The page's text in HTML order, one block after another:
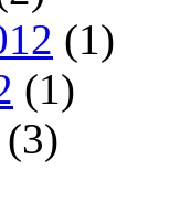
(1)
(1)
(3)